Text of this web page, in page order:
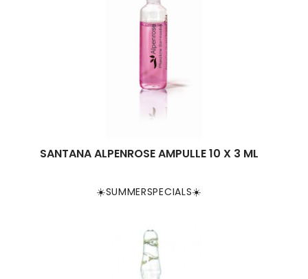
☀️SUMMERSPECIALS☀️
SANTANA ALPENROSE AMPULLE 10 X 3 ML